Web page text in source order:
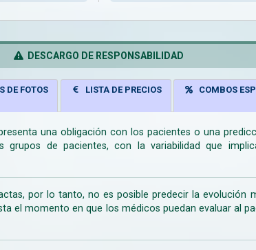
DESCARGO DE RESPONSABILIDAD
DE FOTOS LISTA DE PRECIOS COMBOS
una obligación con los pacientes o una
grupos de pacientes, con la variabilidad que
por lo tanto, no es posible predecir la evolución
el momento en que los médicos puedan evaluar al